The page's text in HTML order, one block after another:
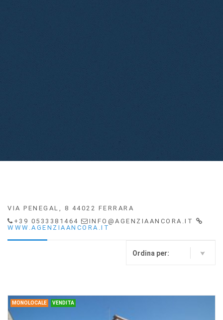
VIA PENEGAL, 8 44022 FERRARA
+39 0533381464
INFO@AGENZIAANCORA.IT
WWW.AGENZIAANCORA.IT
Ordina per:
MONOLOCALE VENDITA